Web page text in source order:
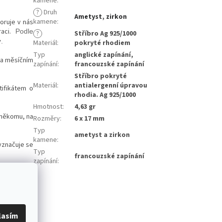
v nás
Podle
.
měsíčním
o
na
se
? Druh
kamene: Ametyst, zirkon
?
Materiál:
Stříbro Ag 925/1000
pokryté rhodiem
Typ
zapínání:
anglické zapínání,
francouzské zapínání
Materiál:
Stříbro pokryté
antialergenní úpravou
rhodia. Ag 925/1000
Hmotnost:
4,63 gr
Rozměry:
6 x 17 mm
Typ
kamene:
ametyst a zirkon
Typ
zapínání: francouzské zapínání